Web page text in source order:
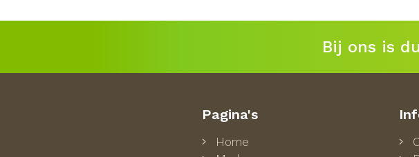
Bij ons is
Pagina's
Home